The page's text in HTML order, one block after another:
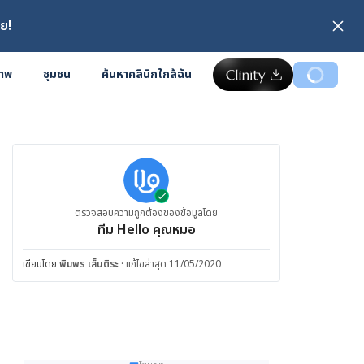
!
พ ชุมชน ค้นหาคลินิกใกล้ฉัน
ตรวจสอบความถูกต้องของข้อมูลโดย
ทีม Hello คุณหมอ
เขียนโดย พิมพร เส็นติระ · แก้ไขล่าสุด 11/05/2020